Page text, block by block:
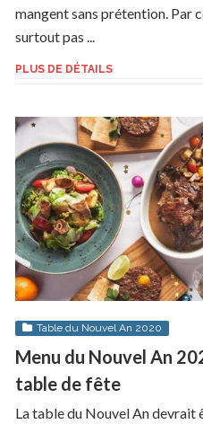
mangent sans prétention. Par
surtout pas ...
PLUS DE DÉTAILS
Table du Nouvel An 2020
Menu du Nouvel An
table de fête
La table du Nouvel An devrait